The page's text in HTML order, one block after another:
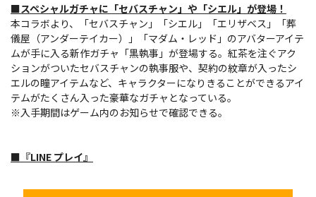
■スペシャルガチャに「セバスチャン」や「シエル」が登場！
本コラボより、「セバスチャン」「シエル」「エリザベス」「葬
儀屋（アンダーテイカー）」「マダム・レッド」のアバターアイテ
ムが手に入る新作ガチャ「黒執事」が登場する。紅茶を注ぐアク
ションがついたセバスチャンの執事服や、契約の紋章が入ったシ
エルの瞳アイテムなど、キャラクターになりきることができるアイ
テムがたくさん入った豪華なガチャとなっている。
※入手期間はゲーム内のお知らせで確認できる。
■『LINE プレイ』